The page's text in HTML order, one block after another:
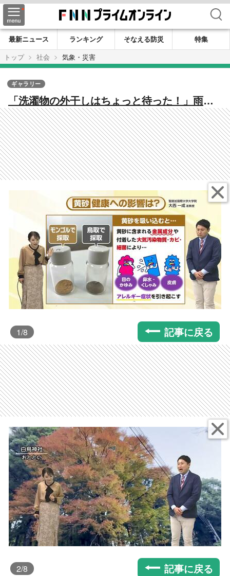
検索
最新ニュース ランキング そなえる防災
特集
トップ
社会 気象・災害
「洗濯物の外干しはちょっと待った！」雨上
がりの空に潜む黄砂の危険性とは？「ただの
砂ではない」健康への影響と正しい対策を気
象予報士が解説
ギャラリー
1/8 記事に戻る
2/8 記事に戻る